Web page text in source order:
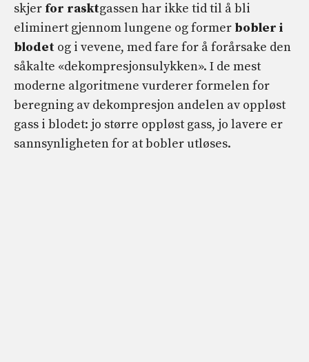
skjer for rasktgassen har ikke tid til å bli
eliminert gjennom lungene og former bobler i
blodet og i vevene, med fare for å forårsake den
såkalte «dekompresjonsulykken». I de mest
moderne algoritmene vurderer formelen for
beregning av dekompresjon andelen av oppløst
gass i blodet: jo større oppløst gass, jo lavere er
sannsynligheten for at bobler utløses.